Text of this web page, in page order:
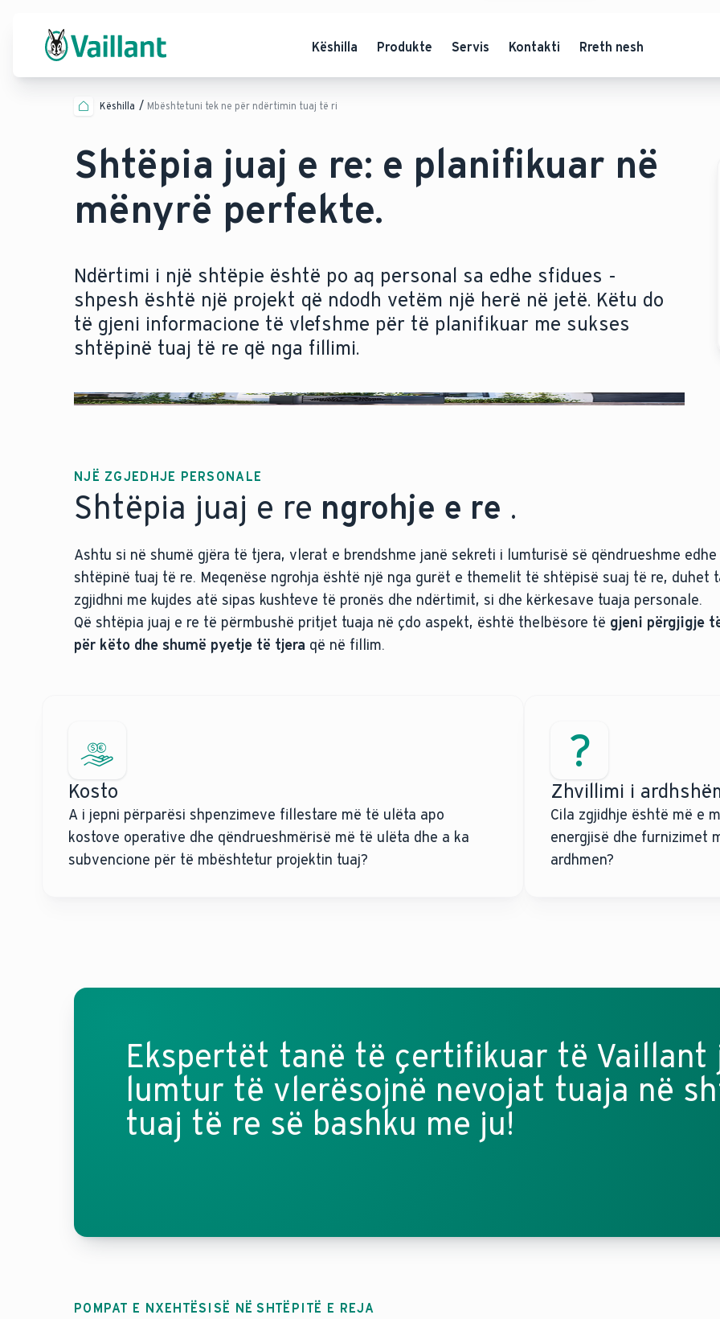
Këshilla Produkte Servis Kontakti Rreth nesh
Këshilla Mbështetuni tek ne për ndërtimin tuaj të ri
Shtëpia juaj e re: e planifikuar në
mënyrë perfekte.
Ndërtimi i një shtëpie është po aq personal sa edhe sfidues -
shpesh është një projekt që ndodh vetëm një herë në jetë. Këtu do
të gjeni informacione të vlefshme për të planifikuar me sukses
shtëpinë tuaj të re që nga fillimi.
NJË ZGJEDHJE PERSONALE
Shtëpia juaj e re ngrohje e re .
Ashtu si në shumë gjëra të tjera, vlerat e brendshme janë sekreti i lumturisë së qëndrueshme edhe
shtëpinë tuaj të re. Meqenëse ngrohja është një nga gurët e themelit të shtëpisë suaj të re, duhet
zgjidhni me kujdes atë sipas kushteve të pronës dhe ndërtimit, si dhe kërkesave tuaja personale.
Që shtëpia juaj e re të përmbushë pritjet tuaja në çdo aspekt, është thelbësore të gjeni përgjigje
për këto dhe shumë pyetje të tjera që në fillim.
Kosto
A i jepni përparësi shpenzimeve fillestare më të ulëta apo
kostove operative dhe qëndrueshmërisë më të ulëta dhe a ka
subvencione për të mbështetur projektin tuaj?
Zhvillimi i
Cila zgjidhje është më e
energjisë dhe furnizimet
ardhmen?
Ekspertët tanë të çertifikuar të Vaillant
lumtur të vlerësojnë nevojat tuaja në
tuaj të re së bashku me ju!
POMPAT E NXEHTËSISË NË SHTËPITË E REJA